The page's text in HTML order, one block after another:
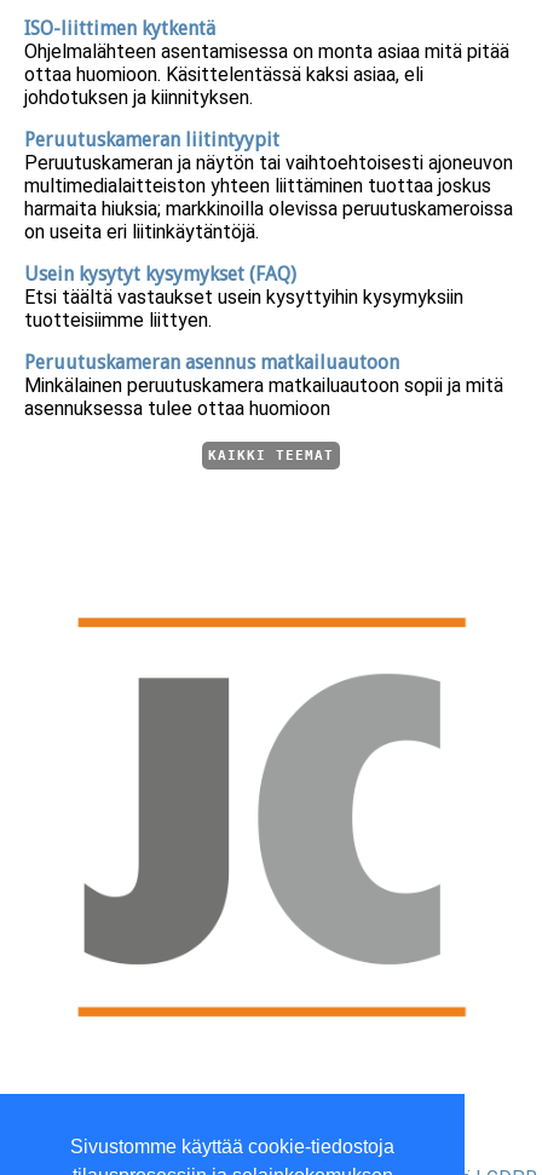
Sivustomme käyttää cookie-tiedostoja
ISO-liittimen kytkentä
Ohjelmalähteen asentamisessa on monta asiaa mitä pitää
ottaa huomioon. Käsittelentässä kaksi asiaa, eli
johdotuksen ja kiinnityksen.
Peruutuskameran liitintyypit
Peruutuskameran ja näytön tai vaihtoehtoisesti ajoneuvon
multimedialaitteiston yhteen liittäminen tuottaa joskus
harmaita hiuksia; markkinoilla olevissa peruutuskameroissa
on useita eri liitinkäytäntöjä.
Usein kysytyt kysymykset (FAQ)
Etsi täältä vastaukset usein kysyttyihin kysymyksiin
tuotteisiimme liittyen.
Peruutuskameran asennus matkailuautoon
Minkälainen peruutuskamera matkailuautoon sopii ja mitä
asennuksessa tulee ottaa huomioon
KAIKKI TEEMAT
P. 010 3961801 (ma-to 9-16)